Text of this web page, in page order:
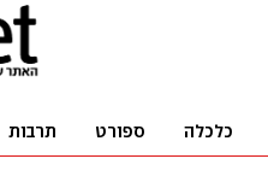
כלכלה ספורט תרבות